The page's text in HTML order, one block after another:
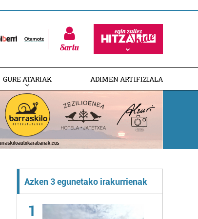
Sartu
GURE ATARIAK ADIMEN ARTIFIZIALA
Azken 3 egunetako irakurrienak
1